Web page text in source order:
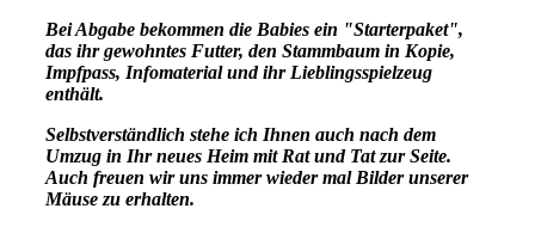
Bei Abgabe bekommen die Babies ein "Starterpaket",
das ihr gewohntes Futter, den Stammbaum in Kopie,
Impfpass, Infomaterial und ihr Lieblingsspielzeug
enthält.
Selbstverständlich stehe ich Ihnen auch nach dem
Umzug in Ihr neues Heim mit Rat und Tat zur Seite.
Auch freuen wir uns immer wieder mal Bilder unserer
Mäuse zu erhalten.